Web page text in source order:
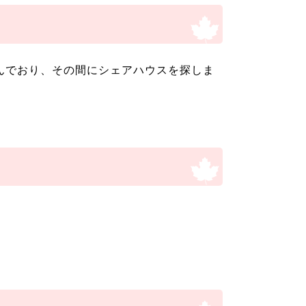
おり、その間にシェアハウスを探しま